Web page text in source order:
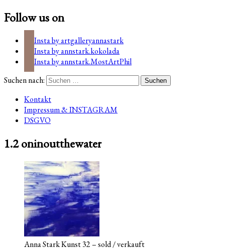
Follow us on
Insta by artgalleryannastark
Insta by annstark.kokolada
Insta by annstark.MostArtPhil
Suchen nach:
Kontakt
Impressum & INSTAGRAM
DSGVO
1.2 oninoutthewater
Anna Stark Kunst 32 – sold / verkauft